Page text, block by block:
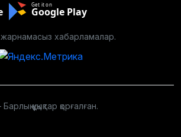
Get it on
Google Play
жарнамасыз хабарламалар.
құқықтар қорғалған.